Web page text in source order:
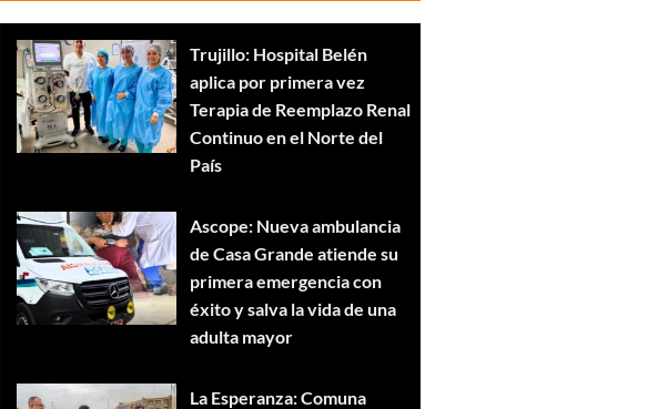
Trujillo: Hospital Belén
aplica por primera vez
Terapia de Reemplazo Renal
Continuo en el Norte del
País
Ascope: Nueva ambulancia
de Casa Grande atiende su
primera emergencia con
éxito y salva la vida de una
adulta mayor
La Esperanza: Comuna